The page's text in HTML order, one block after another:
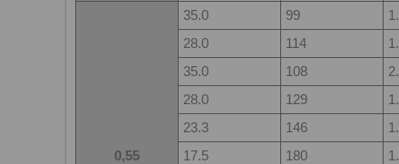
0,55
35.0 99
28.0
114
35.0
108
28.0
129
23.3
146
17.5
180